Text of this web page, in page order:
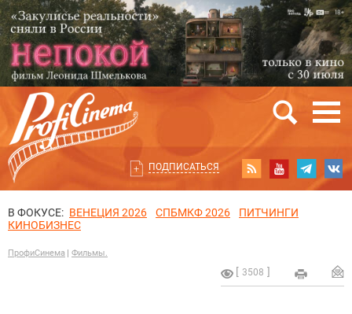
ПОДПИСАТЬСЯ
В ФОКУСЕ: ВЕНЕЦИЯ 2026 СПБМКФ 2026
ПИТЧИНГИ
КИНОБИЗНЕС
ПрофиСинема Фильмы.
3508